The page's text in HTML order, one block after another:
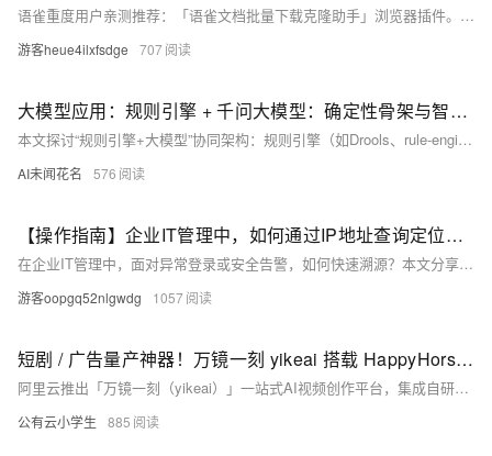
语雀重度用户亲测推荐：「语雀文档批量下载克隆助手」浏览器插件。一键备份知识库、小记、表格、白板等全类型内容，完美保留目录结构与图片附件；支持导出MD/HTML/Word/PDF，并可克隆公开库至个人账号。100%本地运行，不传数据、无需Token或超级会员，安全可靠。（239字）
游客heue4ilxfsdge 707
大模型应用：规则引擎 + 千问大模型：确定性骨架与智慧大脑的新融合实践.89
本文探讨“规则引擎+大模型”协同架构：规则引擎（如Drools、rule-engine）作为确定性骨架，保障合规、可解释、零幻觉；大模型则充当柔性大脑，提升自然语言理解、推理与交互能力。二者互补而非替代，是智能系统落地的最佳实践路径。
AI未闻花名 576
【操作指南】企业IT管理中，如何通过IP地址查询定位快速溯源异常终端？
在企业IT管理中，面对异常登录或安全告警，如何快速溯源？本文分享一套基于IP地址查询的标准化操作指南：通过提取异常IP、解析属性、判断合理性，并结合内部系统定位责任终端。依托内网部署的IP离线库，实现高效、稳定、可批量的终端溯源，助力企业构建扎实的安全与运维响应能力。
游客oopgq52nlgwdg 1057
短剧 / 广告量产神器！万镜一刻 yikeai 搭载 HappyHorse1.1，故事板 + 无限画布打通全链路 AI 视频生产
阿里云推出「万镜一刻（yikeai）」一站式AI视频创作平台，集成自研HappyHorse1.1大模型，首创“AI故事板+无限画布”双引擎，实现剧本→分镜→视频全自动流转；支持角色统一、动作连贯、音画同步、团队协作与资产管控，助力短剧、电商种草、品牌广告高效量产。
公有云小学生 885